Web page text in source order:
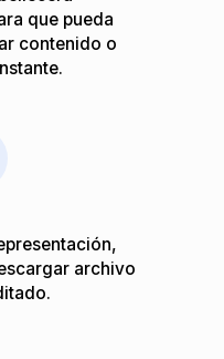
que pueda
contenido o
archivo